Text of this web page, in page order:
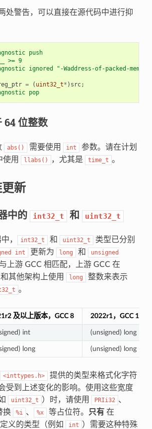
处警告，可以直接在源代码中进行抑
push
>= 9
ignored "-Waddress-of-packed-
= ( uint32_t* ) src;
pop
64 位整数
abs() 需要使用 int
参数。请在计划
使用
llabs() ，尤其是 time_t 。
新
中的 int32_t 和 uint32_t
， int32_t 和 uint32_t
类型已分别
int 更新为 long 和
unsigned
上游 GCC 相匹配，上游 GCC 在
其他架构上使用
long 整数来表示
。
及以上版本，GCC 8 2022r1，GCC 11
int (unsigned) long
long (unsigned) long
<inttypes.h>
提供的类型来格式化字符
受到上述变化的影响。使用这些宽度
uint32_t ）时，请使用 PRIi32 、
换 %i 、 %x 等占位符。 只有 在
义的类型（例如 int
）需要这种特殊